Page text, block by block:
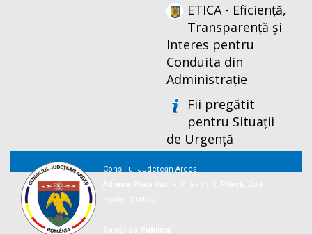
ETICA - Eficiență,
Transparență și
Interes pentru
Conduita din
Administrație
Fii pregătit
pentru Situații
de Urgență
Consiliul Județean Argeș